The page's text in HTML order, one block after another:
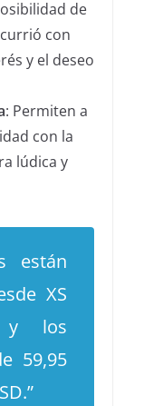
de
con
y el deseo
: Permiten a
con la
lúdica y
están
XS
y los
59,95